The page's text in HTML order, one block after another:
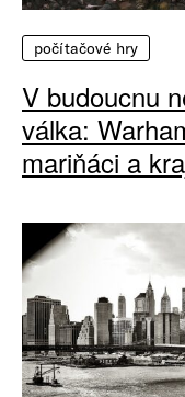
počítačové hry
V budoucnu
válka:
mariňáci a